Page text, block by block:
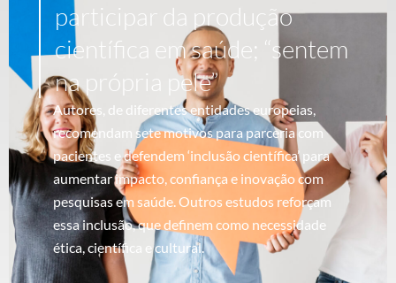
participar da produção
científica em saúde; “sentem
na própria pele”
Autores, de diferentes entidades europeias,
recomendam sete motivos para parceria com
pacientes e defendem ‘inclusão científica’ para
aumentar impacto, confiança e inovação com
pesquisas em saúde. Outros estudos reforçam
essa inclusão, que definem como necessidade
ética, científica e cultural.